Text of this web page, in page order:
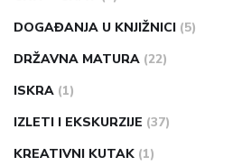
DOGAĐANJA U KNJIŽNICI (5)
DRŽAVNA MATURA (22)
ISKRA (1)
IZLETI I EKSKURZIJE (37)
KREATIVNI KUTAK (1)